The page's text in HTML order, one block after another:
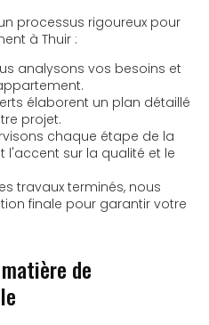
processus rigoureux pour
à Thuir :
analysons vos besoins et
élaborent un plan détaillé
projet.
chaque étape de la
l'accent sur la qualité et le
travaux terminés, nous
finale pour garantir votre
de